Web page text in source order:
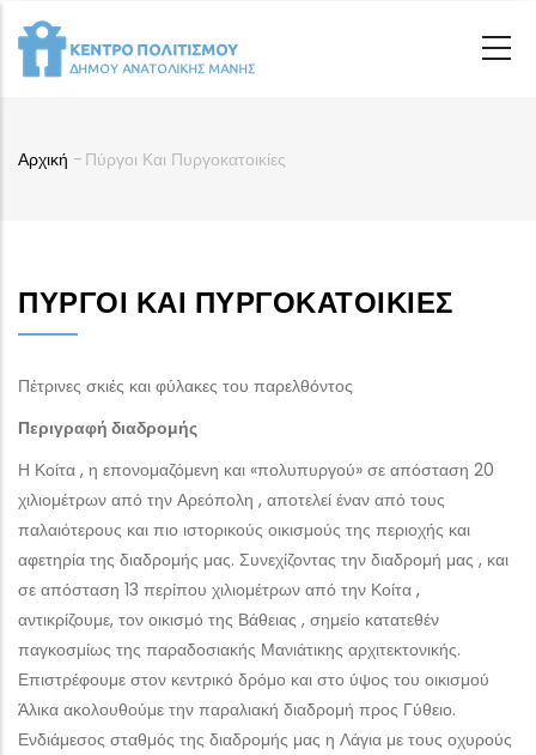
Παράκαμψη
προς
Breadcrumb
Αρχική - Πύργοι Και Πυργοκατοικίες
ΠΎΡΓΟΙ ΚΑΙ ΠΥΡΓΟΚΑΤΟΙΚΊΕΣ
Πέτρινες σκιές και φύλακες του παρελθόντος
Περιγραφή διαδρομής
Η Κοίτα , η επονομαζόμενη και «πολυπυργού» σε απόσταση 20
χιλιομέτρων από την Αρεόπολη , αποτελεί έναν από τους
παλαιότερους και πιο ιστορικούς οικισμούς της περιοχής και
αφετηρία της διαδρομής μας. Συνεχίζοντας την διαδρομή μας , και
σε απόσταση 13 περίπου χιλιομέτρων από την Κοίτα ,
αντικρίζουμε, τον οικισμό της Βάθειας , σημείο κατατεθέν
παγκοσμίως της παραδοσιακής Μανιάτικης αρχιτεκτονικής.
Επιστρέφουμε στον κεντρικό δρόμο και στο ύψος του οικισμού
Άλικα ακολουθούμε την παραλιακή διαδρομή προς Γύθειο.
Ενδιάμεσος σταθμός της διαδρομής μας η Λάγια με τους οχυρούς